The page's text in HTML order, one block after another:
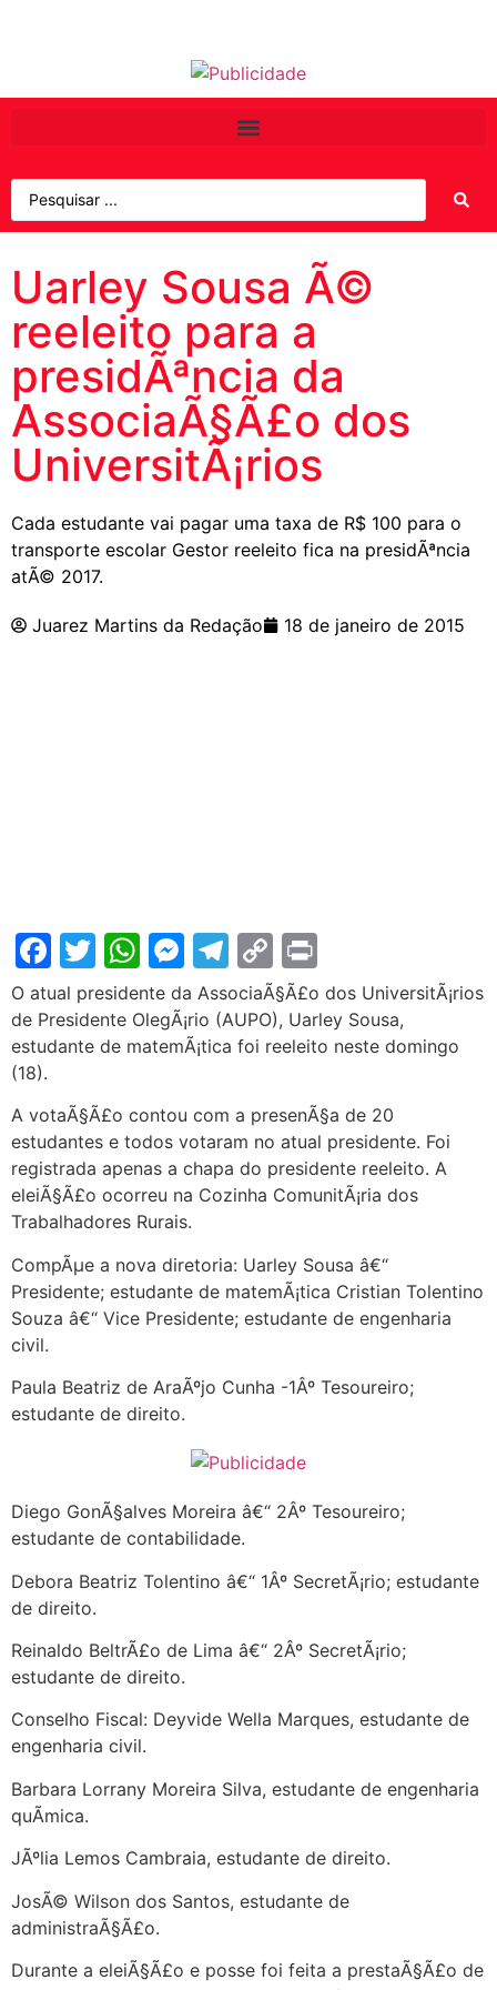
Uarley Sousa Ã©
reeleito para a
presidÃªncia da
AssociaÃ§Ã£o dos
UniversitÃ¡rios
Cada estudante vai pagar uma taxa de R$ 100 para o
transporte escolar Gestor reeleito fica na presidÃªncia
atÃ© 2017.
Juarez Martins da Redação 18 de janeiro de 2015
Facebook
Twitter
WhatsApp
Messenger
Telegram
Copy
Link
O atual presidente da AssociaÃ§Ã£o dos UniversitÃ¡rios
de Presidente OlegÃ¡rio (AUPO), Uarley Sousa,
estudante de matemÃ¡tica foi reeleito neste domingo
(18).
A votaÃ§Ã£o contou com a presenÃ§a de 20
estudantes e todos votaram no atual presidente. Foi
registrada apenas a chapa do presidente reeleito. A
eleiÃ§Ã£o ocorreu na Cozinha ComunitÃ¡ria dos
Trabalhadores Rurais.
CompÃµe a nova diretoria: Uarley Sousa â€“
Presidente; estudante de matemÃ¡tica Cristian Tolentino
Souza â€“ Vice Presidente; estudante de engenharia
civil.
Paula Beatriz de AraÃºjo Cunha -1Âº Tesoureiro;
estudante de direito.
Diego GonÃ§alves Moreira â€“ 2Âº Tesoureiro;
estudante de contabilidade.
Debora Beatriz Tolentino â€“ 1Âº SecretÃ¡rio; estudante
de direito.
Reinaldo BeltrÃ£o de Lima â€“ 2Âº SecretÃ¡rio;
estudante de direito.
Conselho Fiscal: Deyvide Wella Marques, estudante de
engenharia civil.
Barbara Lorrany Moreira Silva, estudante de engenharia
quÃ­mica.
JÃºlia Lemos Cambraia, estudante de direito.
JosÃ© Wilson dos Santos, estudante de
administraÃ§Ã£o.
Durante a eleiÃ§Ã£o e posse foi feita a prestaÃ§Ã£o de